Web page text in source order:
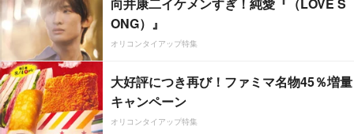
向井康二イケメンすぎ！純愛『（LOVE S
ONG）』
オリコンタイアップ特集
大好評につき再び！ファミマ名物45％増量
キャンペーン
オリコンタイアップ特集